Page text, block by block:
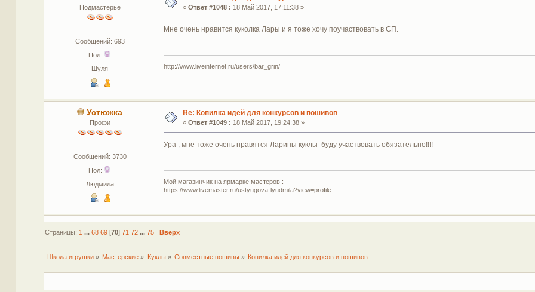
Подмастерье
Сообщений: 693
Пол:
Шуля
« Ответ #1048 : 18 Май 2017, 17:11:38 »
Мне очень нравится куколка Лары и я тоже хочу поучаствовать в СП.
http://www.liveinternet.ru/users/bar_grin/
Устюжка
Профи
Сообщений: 3730
Пол:
Людмила
Re: Копилка идей для конкурсов и пошивов
« Ответ #1049 : 18 Май 2017, 19:24:38 »
Ура , мне тоже очень нравятся Ларины куклы буду участвовать обязательно!!!!
Мой магазинчик на ярмарке мастеров :
https://www.livemaster.ru/ustyugova-lyudmila?view=profile
Страницы: 1 ...68 69 [70]71 72 ...75 Вверх
Школа игрушки » Мастерские » Куклы» Совместные пошивы » Копилка идей для конкурсов и пошивов